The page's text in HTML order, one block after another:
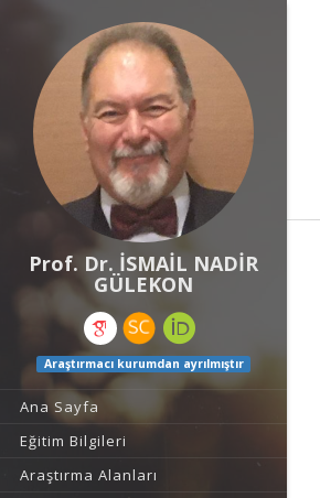
Prof. Dr. İSMAİL NADİR
GÜLEKON
Araştırmacı kurumdan ayrılmıştır
Ana Sayfa
Eğitim Bilgileri
Araştırma Alanları